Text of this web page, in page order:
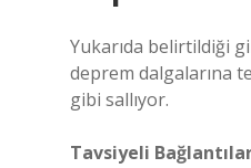
Yukarıda belirtildiği
deprem dalgalarına
gibi sallıyor.
Tavsiyeli